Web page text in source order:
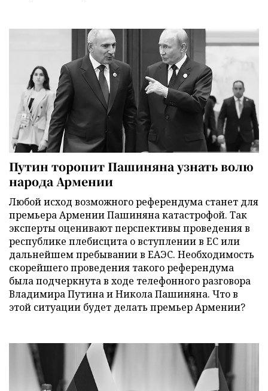
Путин торопит Пашиняна узнать волю
народа Армении
Любой исход возможного референдума станет для
премьера Армении Пашиняна катастрофой. Так
эксперты оценивают перспективы проведения в
республике плебисцита о вступлении в ЕС или
дальнейшем пребывании в ЕАЭС. Необходимость
скорейшего проведения такого референдума
была подчеркнута в ходе телефонного разговора
Владимира Путина и Никола Пашиняна. Что в
этой ситуации будет делать премьер Армении?